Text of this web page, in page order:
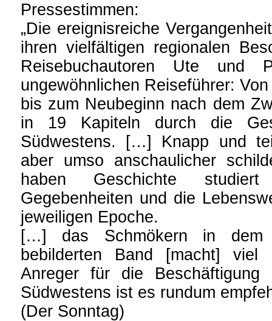
Pressestimmen:
„Die ereignisreiche
ihren vielfältigen regionalen
Reisebuchautoren Ute und
ungewöhnlichen Reiseführer:
bis zum Neubeginn nach dem
in 19 Kapiteln durch die
Südwestens. […] Knapp und
aber umso anschaulicher
haben Geschichte
Gegebenheiten und die
jeweiligen Epoche.
[…] das Schmökern in dem
bebilderten Band [macht]
Anreger für die
Südwestens ist es rundum
(Der Sonntag)